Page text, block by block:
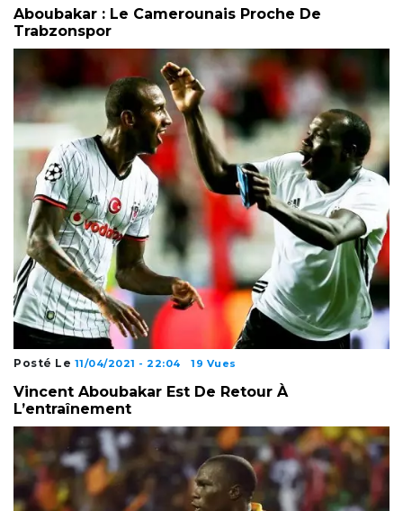
Aboubakar : Le Camerounais Proche De
Trabzonspor
Posté Le 11/04/2021 - 22:04 19 Vues
Vincent Aboubakar Est De Retour À
L’entraînement